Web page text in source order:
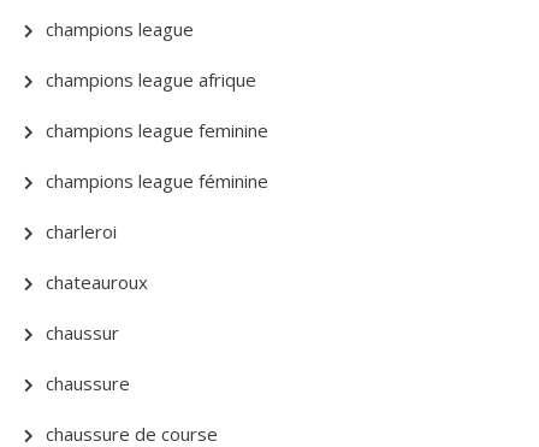
champions league
champions league afrique
champions league feminine
champions league féminine
charleroi
chateauroux
chaussur
chaussure
chaussure de course